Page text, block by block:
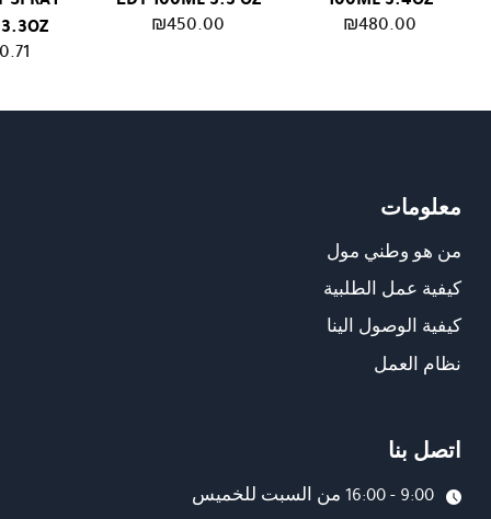
₪480.00
₪450.00
معلومات
من هو وطني مول
كيفية عمل الطلبية
كيفية الوصول الينا
نظام العمل
اتصل بنا
9:00 - 16:00 من السبت للخميس